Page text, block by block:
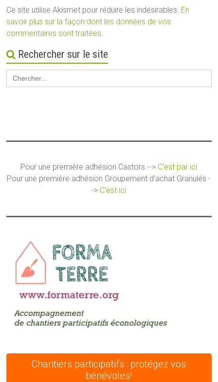
Ce site utilise Akismet pour réduire les indésirables. En
savoir plus sur la façon dont les données de vos
commentaires sont traitées
Rechercher sur le site
Search
for:
Pour une première adhésion Castors --> C'est par ici
Pour une première adhésion Groupement d'achat Granulés -
-> C'est ici
Chantiers participatifs : protégez vos
bénévoles!